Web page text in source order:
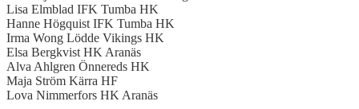
Lisa Elmblad IFK Tumba HK
Hanne Högquist IFK Tumba HK
Irma Wong Lödde Vikings HK
Elsa Bergkvist HK Aranäs
Alva Ahlgren Önnereds HK
Maja Ström Kärra HF
Lova Nimmerfors HK Aranäs